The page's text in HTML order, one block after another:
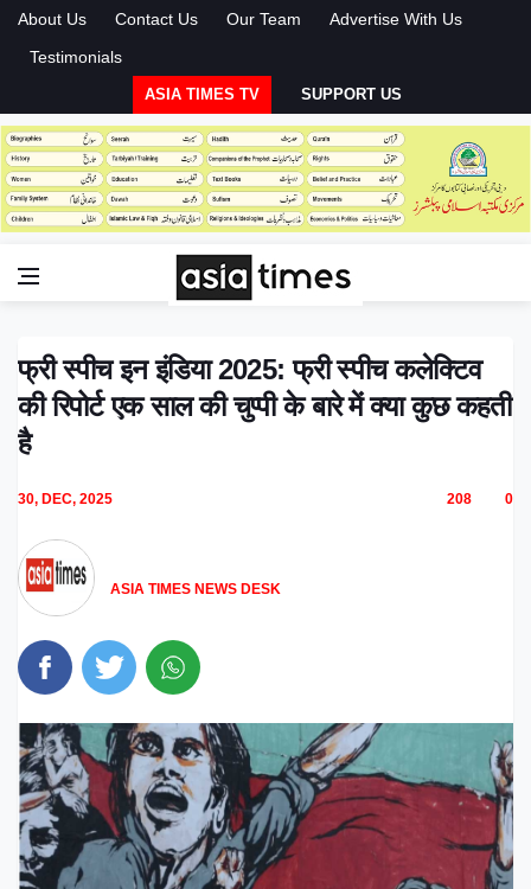
About Us Contact Us Our Team
Advertise With Us
Testimonials
ASIA TIMES TV SUPPORT US
फ्री स्पीच इन इंडिया 2025: फ्री स्पीच कलेक्टिव
की रिपोर्ट एक साल की चुप्पी के बारे में क्या कुछ कहती
है
30, DEC, 2025 208 0
ASIA TIMES NEWS DESK